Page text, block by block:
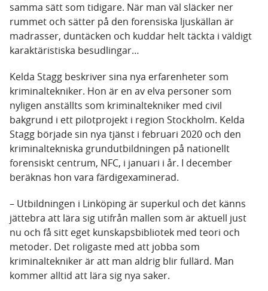
samma sätt som tidigare. När man väl släcker ner
rummet och sätter på den forensiska ljuskällan är
madrasser, duntäcken och kuddar helt täckta i väldigt
karaktäristiska besudlingar…
Kelda Stagg beskriver sina nya erfarenheter som
kriminaltekniker. Hon är en av elva personer som
nyligen anställts som kriminaltekniker med civil
bakgrund i ett pilotprojekt i region Stockholm. Kelda
Stagg började sin nya tjänst i februari 2020 och den
kriminaltekniska grundutbildningen på nationellt
forensiskt centrum, NFC, i januari i år. I december
beräknas hon vara färdigexaminerad.
– Utbildningen i Linköping är superkul och det känns
jättebra att lära sig utifrån mallen som är aktuell just
nu och få sitt eget kunskapsbibliotek med teori och
metoder. Det roligaste med att jobba som
kriminaltekniker är att man aldrig blir fullärd. Man
kommer alltid att lära sig nya saker.